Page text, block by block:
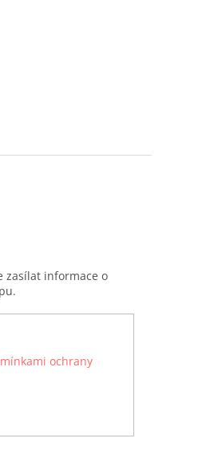
zasílat informace o
ochrany